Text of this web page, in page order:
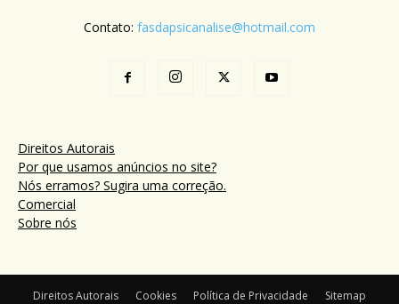
Contato: fasdapsicanalise@hotmail.com
Direitos Autorais
Por que usamos anúncios no site?
Nós erramos? Sugira uma correção.
Comercial
Sobre nós
Direitos Autorais Cookies Política de Privacidade Sitemap